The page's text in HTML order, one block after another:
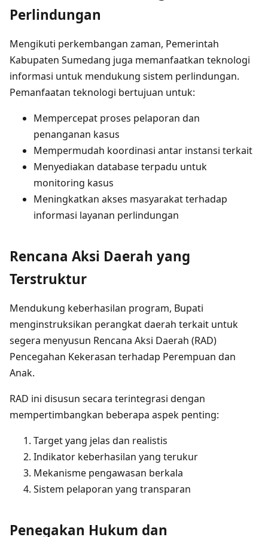
Perlindungan
Mengikuti perkembangan zaman, Pemerintah
Kabupaten Sumedang juga memanfaatkan teknologi
informasi untuk mendukung sistem perlindungan.
Pemanfaatan teknologi bertujuan untuk:
Mempercepat proses pelaporan dan
penanganan kasus
Mempermudah koordinasi antar instansi terkait
Menyediakan database terpadu untuk
monitoring kasus
Meningkatkan akses masyarakat terhadap
informasi layanan perlindungan
Rencana Aksi Daerah yang
Terstruktur
Mendukung keberhasilan program, Bupati
menginstruksikan perangkat daerah terkait untuk
segera menyusun Rencana Aksi Daerah (RAD)
Pencegahan Kekerasan terhadap Perempuan dan
Anak.
RAD ini disusun secara terintegrasi dengan
mempertimbangkan beberapa aspek penting:
Target yang jelas dan realistis
Indikator keberhasilan yang terukur
Mekanisme pengawasan berkala
Sistem pelaporan yang transparan
Penegakan Hukum dan